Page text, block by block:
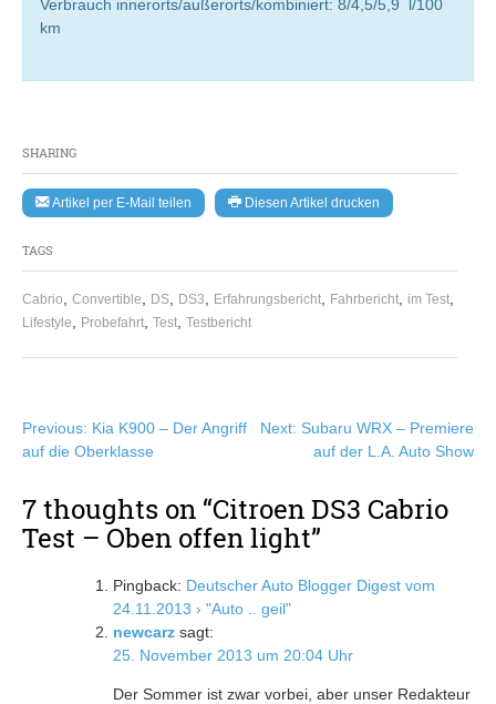
SHARING
Artikel per E-Mail teilen Diesen Artikel drucken
TAGS
Cabrio Convertible DS DS3 Erfahrungsbericht Fahrbericht im Test
Lifestyle Probefahrt Test Testbericht
Verbrauch innerorts/außerorts/kombiniert: 8/4,5/5,9 l/100
km
Beitragsnavigation
Previous: Kia K900 – Der Angriff
auf die Oberklasse
Next: Subaru WRX – Premiere
auf der L.A. Auto Show
7 thoughts on “Citroen DS3 Cabrio
Test – Oben offen light”
Pingback: Deutscher Auto Blogger Digest vom
24.11.2013 › "Auto .. geil"
newcarz sagt:
25. November 2013 um 20:04 Uhr
Der Sommer ist zwar vorbei, aber unser Redakteur